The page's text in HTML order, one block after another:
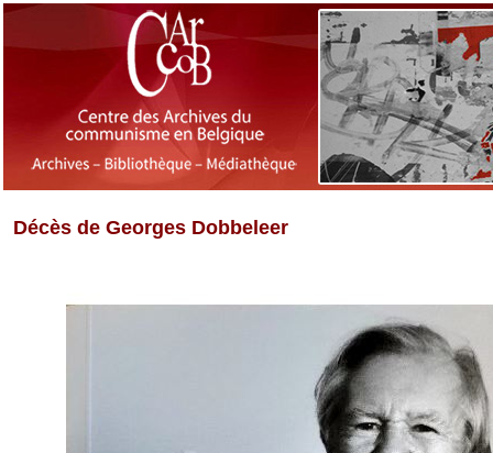
Décès de Georges Dobbeleer